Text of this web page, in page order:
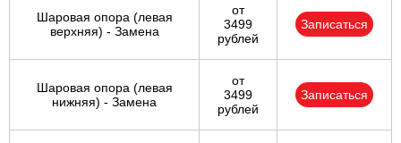
Шаровая опора (левая
верхняя) - Замена
от
3499
рублей
Записаться
Шаровая опора (левая
нижняя) - Замена
от
3499
рублей
Записаться